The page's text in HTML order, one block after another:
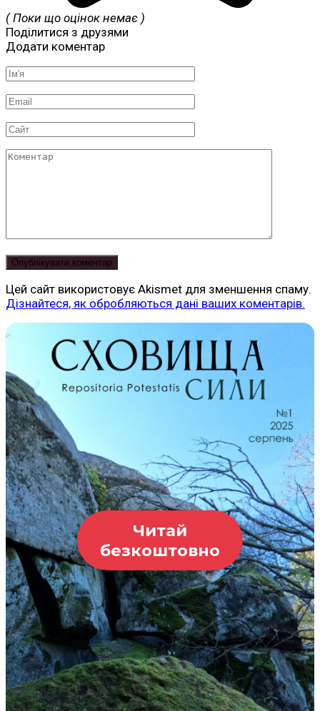
( Поки що оцінок немає )
Поділитися з друзями
Додати коментар
Ім'я
Email
Сайт
Коментар
Цей сайт використовує Akismet для зменшення спаму.
Дізнайтеся, як обробляються дані ваших коментарів.
Читай
безкоштовно